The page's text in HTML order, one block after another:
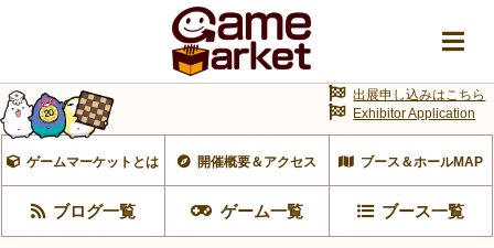
ゲームマーケットとは 開催概要＆アクセス ブース＆ホールMAP
ブログ一覧 ゲーム一覧 ブース一覧
出展申し込みはこちら
Exhibitor Application